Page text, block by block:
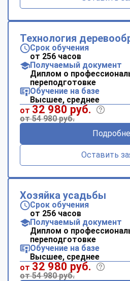
Технология
Срок обучения
от 256 часов
Получаемый документ
Диплом о
переподготовке
Обучение на базе
Высшее, среднее
от 32 980 руб.
от 54 980 руб.
Оставить
Хозяйка усадьбы
Срок обучения
от 256 часов
Получаемый документ
Диплом о
переподготовке
Обучение на базе
Высшее, среднее
от 32 980 руб.
от 54 980 руб.